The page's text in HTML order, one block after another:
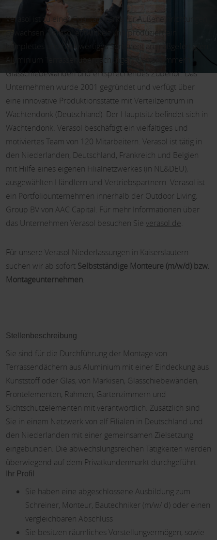
Verasol ist zu einer Qualitätsmarke für Außeneinrichtungen
gewachsen. Verasol entwickelt und produziert ein
komplettes und hochwertiges Sortiment an maßgefertigten
Aluminium Terrassenüberdachungen, Gartenzimmern,
Glasschiebewänden und entsprechendes Zubehör. Das
Unternehmen wurde 2001 gegründet und verfügt über
eine innovative Produktionsstätte mit Verteilzentrum in
Wachtendonk (Deutschland). Der Hauptsitz befindet sich in
Wachtendonk. Verasol beschäftigt ein vielfältiges und
motiviertes Team von 120 Mitarbeitern. Verasol ist tätig in
den Niederlanden, Deutschland, Frankreich und Belgien
mit Hilfe eines eigenen Filialnetzwerkes (in NL&DEU),
ausgewählten Händlern und Vertriebspartnern. Verasol ist
ein Portfoliounternehmen innerhalb der Outdoor Living.
Group BV von AAC Capital. Für mehr Informationen über
das Unternehmen Verasol besuchen Sie verasol.de
Für unsere Verasol Niederlassungen in Kaiserslautern
suchen wir ab sofort Selbstständige Monteure (m/w/d) bzw.
Montageunternehmen
Stellenbeschreibung
Sie sind für die Durchführung der Montage von
Terrassendächern aus Aluminium mit einer Eindeckung aus
Kunststoff oder Glas, von Markisen, Glasschiebewänden,
Frontelementen, Rahmen, Gartenzimmern und
Sichtschutzelementen mit verantwortlich. Zusätzlich sind
Sie in einem Netzwerk von elf Filialen in Deutschland und
den Niederlanden mit einer gemeinsamen Zielsetzung
eingebunden. Die abwechslungsreichen Tätigkeiten werden
überwiegend auf dem Privatkundenmarkt durchgeführt.
Ihr Profil
Sie haben eine abgeschlossene Ausbildung zum
Schreiner, Monteur, Bautechniker (m/w/ d) oder einen
vergleichbaren Abschluss
Sie besitzen räumliches Vorstellungvermögen, sowie